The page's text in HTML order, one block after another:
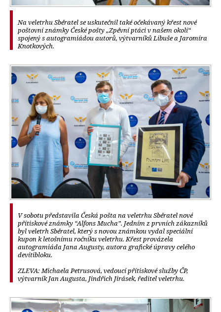
Na veletrhu Sběratel se uskutečnil také očekávaný křest nové
poštovní známky České pošty „Zpěvní ptáci v našem okolí“
spojený s autogramiádou autorů, výtvarníků Libuše a Jaromíra
Knotkových.
V sobotu představila Česká pošta na veletrhu Sběratel nové
přítiskové známky “Alfons Mucha”. Jedním z prvních zákazníků
byl veletrh Sběratel, který s novou známkou vydal speciální
kupon k letošnímu ročníku veletrhu. Křest provázela
autogramiáda Jana Augusty, autora grafické úpravy celého
devítibloku.
ZLEVA: Michaela Petrusová, vedoucí přítiskové služby ČP,
výtvarník Jan Augusta, Jindřich Jirásek, ředitel veletrhu.